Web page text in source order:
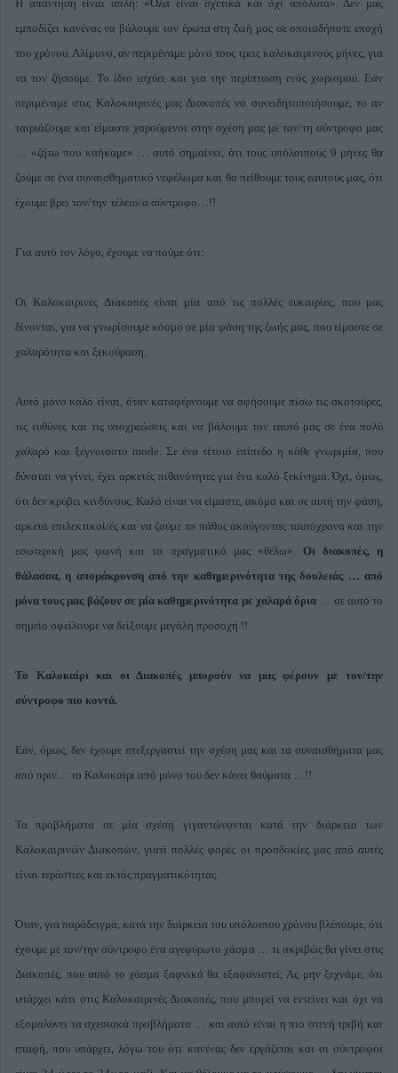
Η απάντηση είναι απλή: «Όλα είναι σχετικά και όχι απόλυτα». Δεν μας
εμποδίζει κανένας να βάλουμε τον έρωτα στη ζωή μας σε οποιαδήποτε εποχή
του χρόνου. Αλίμονο, αν περιμέναμε μόνο τους τρεις καλοκαιρινούς μήνες, για
να τον ζήσουμε. Το ίδιο ισχύει και για την περίπτωση ενός χωρισμού. Εάν
περιμέναμε στις Καλοκαιρινές μας Διακοπές να συνειδητοποιήσουμε, το αν
ταιριάζουμε και είμαστε χαρούμενοι στην σχέση μας με τον/τη σύντροφο μας
… «ζήτω που καήκαμε» … αυτό σημαίνει, ότι τους υπόλοιπους 9 μήνες θα
ζούμε σε ένα συναισθηματικό νεφέλωμα και θα πείθουμε τους εαυτούς μας, ότι
έχουμε βρει τον/την τέλειο/α σύντροφο…!!
Για αυτό τον λόγο, έχουμε να πούμε ότι:
Οι Καλοκαιρινές Διακοπές είναι μία από τις πολλές ευκαιρίες, που μας
δίνονται, για να γνωρίσουμε κόσμο σε μία φάση της ζωής μας, που είμαστε σε
χαλαρότητα και ξεκούραση.
Αυτό μόνο καλό είναι, όταν καταφέρνουμε να αφήσουμε πίσω τις σκοτούρες,
τις ευθύνες και τις υποχρεώσεις και να βάλουμε τον εαυτό μας σε ένα πολύ
χαλαρό και ξέγνοιαστo mode. Σε ένα τέτοιο επίπεδο η κάθε γνωριμία, που
δύναται να γίνει, έχει αρκετές πιθανότητες για ένα καλό ξεκίνημα. Όχι, όμως,
ότι δεν κρύβει κινδύνους. Καλό είναι να είμαστε, ακόμα και σε αυτή την φάση,
αρκετά επιλεκτικοί/ές και να ζούμε το πάθος ακούγοντας ταυτόχρονα και την
εσωτερική μας φωνή και τα πραγματικά μας «θέλω». Οι διακοπές, η
θάλασσα, η απομάκρυνση από την καθημερινότητα της δουλειάς … από
μόνα τους μας βάζουν σε μία καθημερινότητα με χαλαρά όρια … σε αυτό το
σημείο οφείλουμε να δείξουμε μεγάλη προσοχή !!
Το Καλοκαίρι και οι Διακοπές μπορούν να μας φέρουν με τον/την
σύντροφο πιο κοντά.
Εάν, όμως, δεν έχουμε επεξεργαστεί την σχέση μας και τα συναισθήματα μας
από πριν… το Καλοκαίρι από μόνο του δεν κάνει θαύματα …!!
Τα προβλήματα σε μία σχέση γιγαντώνονται κατά την διάρκεια των
Καλοκαιρινών Διακοπών, γιατί πολλές φορές οι προσδοκίες μας από αυτές
είναι τεράστιες και εκτός πραγματικότητας.
Όταν, για παράδειγμα, κατά την διάρκεια του υπόλοιπου χρόνου βλέπουμε, ότι
έχουμε με τον/την σύντροφο ένα αγεφύρωτο χάσμα … τι ακριβώς θα γίνει στις
Διακοπές, που αυτό το χάσμα ξαφνικά θα εξαφανιστεί; Ας μην ξεχνάμε, ότι
υπάρχει κάτι στις Καλοκαιρινές Διακοπές, που μπορεί να εντείνει και όχι να
εξομαλύνει τα σχεσιακά προβλήματα … και αυτό είναι η πιο στενή τριβή και
επαφή, που υπάρχει, λόγω του ότι κανένας δεν εργάζεται και οι σύντροφοι